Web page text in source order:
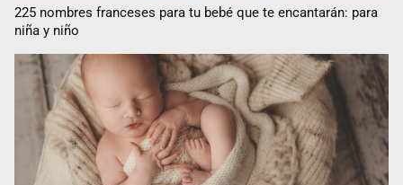
225 nombres franceses para tu bebé que te encantarán: para
niña y niño